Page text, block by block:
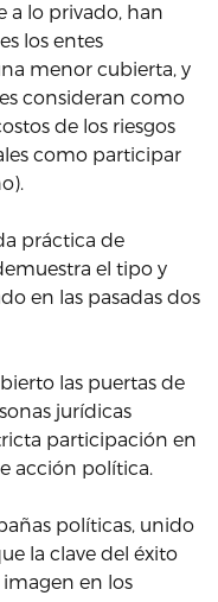
a lo privado, han
los entes
menor cubierta, y
consideran como
de los riesgos
como participar
práctica de
el tipo y
en las pasadas dos
las puertas de
jurídicas
participación en
acción política.
políticas, unido
la clave del éxito
imagen en los